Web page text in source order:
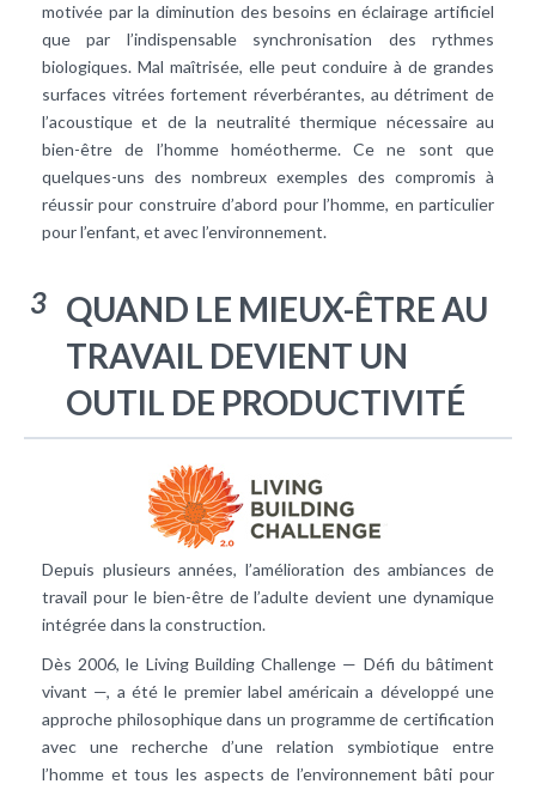
motivée par la diminution des besoins en éclairage artificiel
que par l’indispensable synchronisation des rythmes
biologiques. Mal maîtrisée, elle peut conduire à de grandes
surfaces vitrées fortement réverbérantes, au détriment de
l’acoustique et de la neutralité thermique nécessaire au
bien-être de l’homme homéotherme. Ce ne sont que
quelques-uns des nombreux exemples des compromis à
réussir pour construire d’abord pour l’homme, en particulier
pour l’enfant, et avec l’environnement.
3
QUAND LE MIEUX-ÊTRE AU
TRAVAIL DEVIENT UN
OUTIL DE PRODUCTIVITÉ
Depuis plusieurs années, l’amélioration des ambiances de
travail pour le bien-être de l’adulte devient une dynamique
intégrée dans la construction.
Dès 2006, le Living Building Challenge — Défi du bâtiment
vivant —, a été le premier label américain a développé une
approche philosophique dans un programme de certification
avec une recherche d’une relation symbiotique entre
l’homme et tous les aspects de l’environnement bâti pour